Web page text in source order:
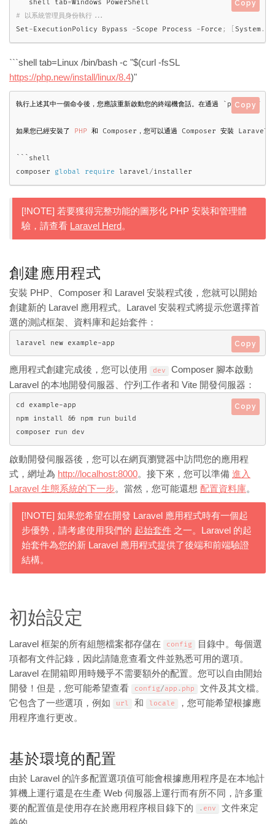
```shell tab=Windows PowerShell
Set- ExecutionPolicy Bypass -Scope Process - Force ; System.
Copy
```shell tab=Linux /bin/bash -c "$(curl -fsSL
https://php.new/install/linux/8.4)"
執行上述其中一個命令後，您應該重新啟動您的終端機會話。在通過 `php .new `
如果您已經安裝了 PHP 和 Composer，您可以通過 Composer 安裝 Laravel
```shell
composer global require laravel/installer
Copy
[!NOTE] 若要獲得完整功能的圖形化 PHP 安裝和管理體
驗，請查看 Laravel Herd。
創建應用程式
安裝 PHP、Composer 和 Laravel 安裝程式後，您就可以開始
創建新的 Laravel 應用程式。Laravel 安裝程式將提示您選擇首
選的測試框架、資料庫和起始套件：
laravel new example-app Copy
應用程式創建完成後，您可以使用 dev
Composer 腳本啟動
Laravel 的本地開發伺服器、佇列工作者和 Vite 開發伺服器：
cd example-app
npm install && npm run build
composer run dev
Copy
啟動開發伺服器後，您可以在網頁瀏覽器中訪問您的應用程
式，網址為 http://localhost:8000。接下來，您可以準備 進入
Laravel 生態系統的下一步。當然，您可能還想 配置資料庫。
[!NOTE] 如果您希望在開發 Laravel 應用程式時有一個起
步優勢，請考慮使用我們的 起始套件 之一。Laravel 的起
始套件為您的新 Laravel 應用程式提供了後端和前端驗證
結構。
初始設定
Laravel 框架的所有組態檔案都存儲在 config
目錄中。每個選
項都有文件記錄，因此請隨意查看文件並熟悉可用的選項。
Laravel 在開箱即用時幾乎不需要額外的配置。您可以自由開始
開發！但是，您可能希望查看
config/app . php
文件及其文檔。
它包含了一些選項，例如
url 和 locale
，您可能希望根據應
用程序進行更改。
基於環境的配置
由於 Laravel 的許多配置選項值可能會根據應用程序是在本地計
算機上運行還是在生產 Web 伺服器上運行而有所不同，許多重
要的配置值是使用存在於應用程序根目錄下的
. env
文件來定